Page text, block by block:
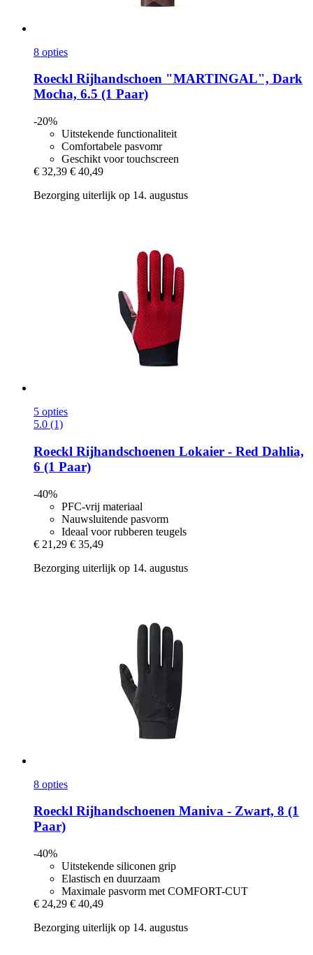
8 opties
Roeckl Rijhandschoen "MARTINGAL", Dark
Mocha, 6.5 (1 Paar)
-20%
Uitstekende functionaliteit
Comfortabele pasvomr
Geschikt voor touchscreen
€ 32,39 € 40,49
Bezorging uiterlijk op 14. augustus
5 opties
5.0 (1)
Roeckl Rijhandschoenen Lokaier -​ Red Dahlia,
6 (1 Paar)
-40%
PFC-vrij materiaal
Nauwsluitende pasvorm
Ideaal voor rubberen teugels
€ 21,29 € 35,49
Bezorging uiterlijk op 14. augustus
8 opties
Roeckl Rijhandschoenen Maniva -​ Zwart, 8 (1
Paar)
-40%
Uitstekende siliconen grip
Elastisch en duurzaam
Maximale pasvorm met COMFORT-CUT
€ 24,29 € 40,49
Bezorging uiterlijk op 14. augustus